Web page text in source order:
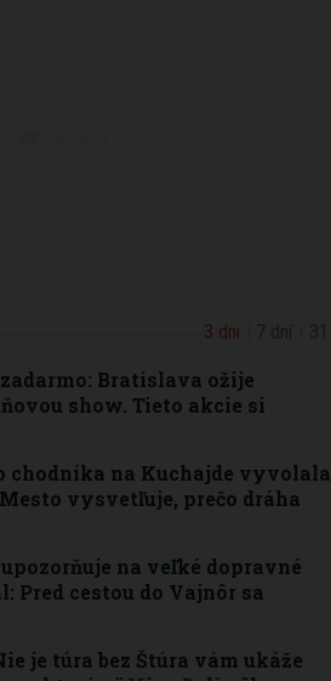
3 dni
Bratislava ožije
show. Tieto akcie si
chodníka na Kuchajde vyvolala
vysvetľuje, prečo dráha
na veľké dopravné
Pred cestou do Vajnôr sa
je túra bez Štúra vám ukáže